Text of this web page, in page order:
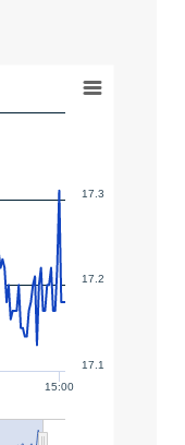
15:00
17.1
17.2
17.3